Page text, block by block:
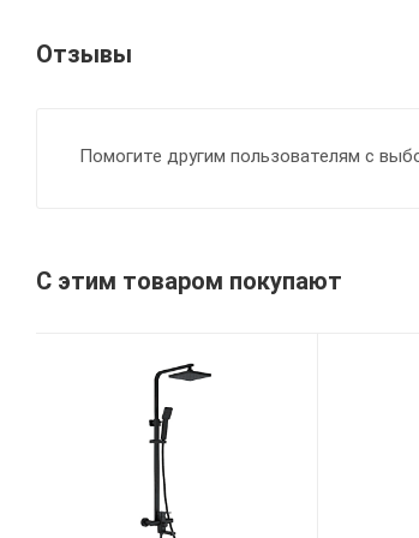
Отзывы
Помогите другим пользователям с
С этим товаром покупают